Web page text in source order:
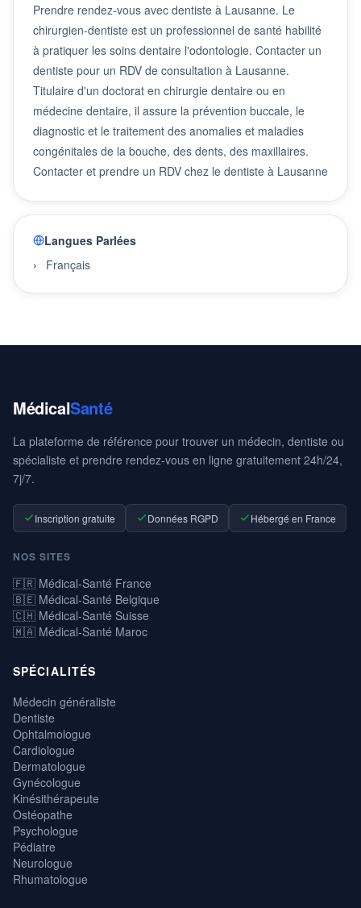
Prendre rendez-vous avec dentiste à Lausanne. Le
chirurgien-dentiste est un professionnel de santé habilité
à pratiquer les soins dentaire l'odontologie. Contacter un
dentiste pour un RDV de consultation à Lausanne.
Titulaire d'un doctorat en chirurgie dentaire ou en
médecine dentaire, il assure la prévention buccale, le
diagnostic et le traitement des anomalies et maladies
congénitales de la bouche, des dents, des maxillaires.
Contacter et prendre un RDV chez le dentiste à Lausanne
Langues Parlées
Français
MédicalSanté
La plateforme de référence pour trouver un médecin, dentiste ou
spécialiste et prendre rendez-vous en ligne gratuitement 24h/24,
7j/7.
Inscription gratuite Données RGPD Hébergé en France
NOS SITES
🇫🇷 Médical-Santé France
🇧🇪 Médical-Santé Belgique
🇨🇭 Médical-Santé Suisse
🇲🇦 Médical-Santé Maroc
SPÉCIALITÉS
Médecin généraliste
Dentiste
Ophtalmologue
Cardiologue
Dermatologue
Gynécologue
Kinésithérapeute
Ostéopathe
Psychologue
Pédiatre
Neurologue
Rhumatologue